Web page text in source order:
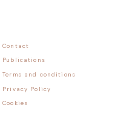
Contact
Publications
Terms and conditions
Privacy Policy
Cookies